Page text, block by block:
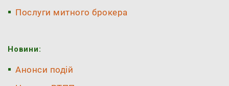
Послуги митного брокера
Новини:
Анонси подій